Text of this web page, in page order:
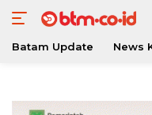
konten
Batam Update News